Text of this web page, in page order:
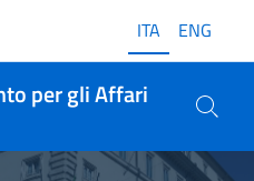
ITA ENG
per gli Affari